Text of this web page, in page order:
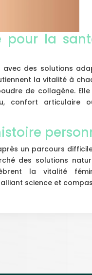
pour la
des solutions
la vitalité à
de collagène.
confort articulaire
un parcours
des solutions
la vitalité
science et